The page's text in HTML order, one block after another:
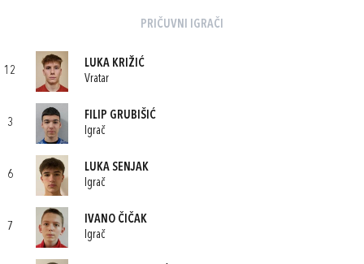
PRIČUVNI IGRAČI
12
LUKA KRIŽIĆ
Vratar
3
FILIP GRUBIŠIĆ
Igrač
6
LUKA SENJAK
Igrač
7
IVANO ČIČAK
Igrač